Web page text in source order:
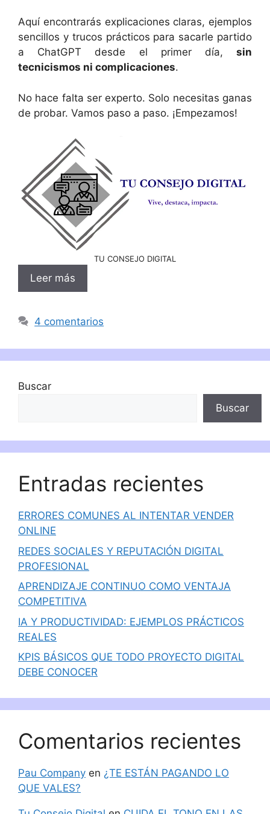
Aquí encontrarás explicaciones claras, ejemplos
sencillos y trucos prácticos para sacarle partido
a ChatGPT desde el primer día, sin
tecnicismos ni complicaciones.
No hace falta ser experto. Solo necesitas ganas
de probar. Vamos paso a paso. ¡Empezamos!
TU CONSEJO DIGITAL
Leer más
4 comentarios
Buscar
Buscar
Entradas recientes
ERRORES COMUNES AL INTENTAR VENDER
ONLINE
REDES SOCIALES Y REPUTACIÓN DIGITAL
PROFESIONAL
APRENDIZAJE CONTINUO COMO VENTAJA
COMPETITIVA
IA Y PRODUCTIVIDAD: EJEMPLOS PRÁCTICOS
REALES
KPIS BÁSICOS QUE TODO PROYECTO DIGITAL
DEBE CONOCER
Comentarios recientes
Pau Company en ¿TE ESTÁN PAGANDO LO
QUE VALES?